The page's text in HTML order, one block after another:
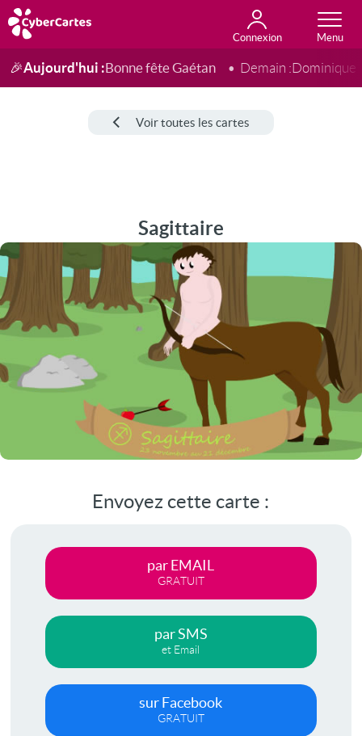
Connexion
Anniversaire
Fête du jour
Amour
Amitié
Merci
Toutes les cartes
🎉Aujourd'hui :Bonne fête Gaétan Demain :Dominique
Voir toutes les cartes
Sagittaire
Envoyez cette carte :
par EMAIL
GRATUIT
par SMS
et Email
sur Facebook
GRATUIT